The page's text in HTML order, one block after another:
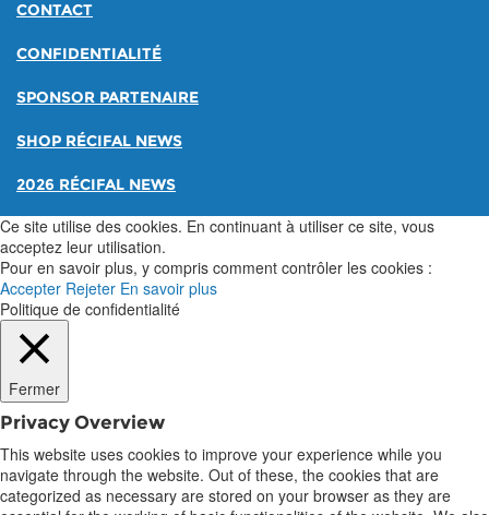
CONTACT
CONFIDENTIALITÉ
SPONSOR PARTENAIRE
SHOP RÉCIFAL NEWS
2026 RÉCIFAL NEWS
Ce site utilise des cookies. En continuant à utiliser ce site, vous
acceptez leur utilisation.
Pour en savoir plus, y compris comment contrôler les cookies :
Accepter Rejeter En savoir plus
Politique de confidentialité
Fermer
Privacy Overview
This website uses cookies to improve your experience while you
navigate through the website. Out of these, the cookies that are
categorized as necessary are stored on your browser as they are